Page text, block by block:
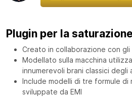
Plugin per la
Creato in collaborazione con
Modellato sulla macchina
innumerevoli brani classici degli
Include modelli di tre formule di
sviluppate da EMI